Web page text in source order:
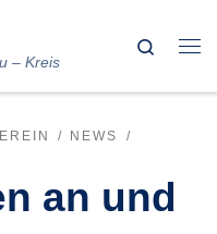
– Kreis
Search
NEWS
an und